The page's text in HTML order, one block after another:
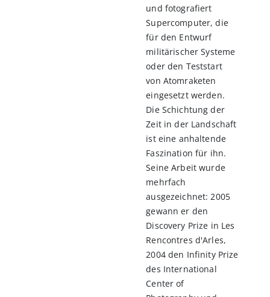
und fotografiert
Supercomputer, die
für den Entwurf
militärischer Systeme
oder den Teststart
von Atomraketen
eingesetzt werden.
Die Schichtung der
Zeit in der Landschaft
ist eine anhaltende
Faszination für ihn.
Seine Arbeit wurde
mehrfach
ausgezeichnet: 2005
gewann er den
Discovery Prize in Les
Rencontres d'Arles,
2004 den Infinity Prize
des International
Center of